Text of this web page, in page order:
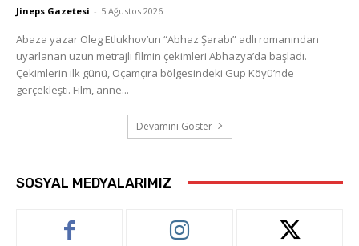
Jineps Gazetesi - 5 Ağustos 2026
Abaza yazar Oleg Etlukhov’un “Abhaz Şarabı” adlı romanından
uyarlanan uzun metrajlı filmin çekimleri Abhazya’da başladı.
Çekimlerin ilk günü, Oçamçıra bölgesindeki Gup Köyü’nde
gerçekleşti. Film, anne...
Devamını Göster
SOSYAL MEDYALARIMIZ